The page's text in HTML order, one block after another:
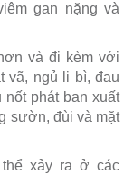
gan nặng và
và đi kèm với
vã, ngủ li bì, đau
nốt phát ban xuất
sườn, đùi và mặt
thể xảy ra ở các